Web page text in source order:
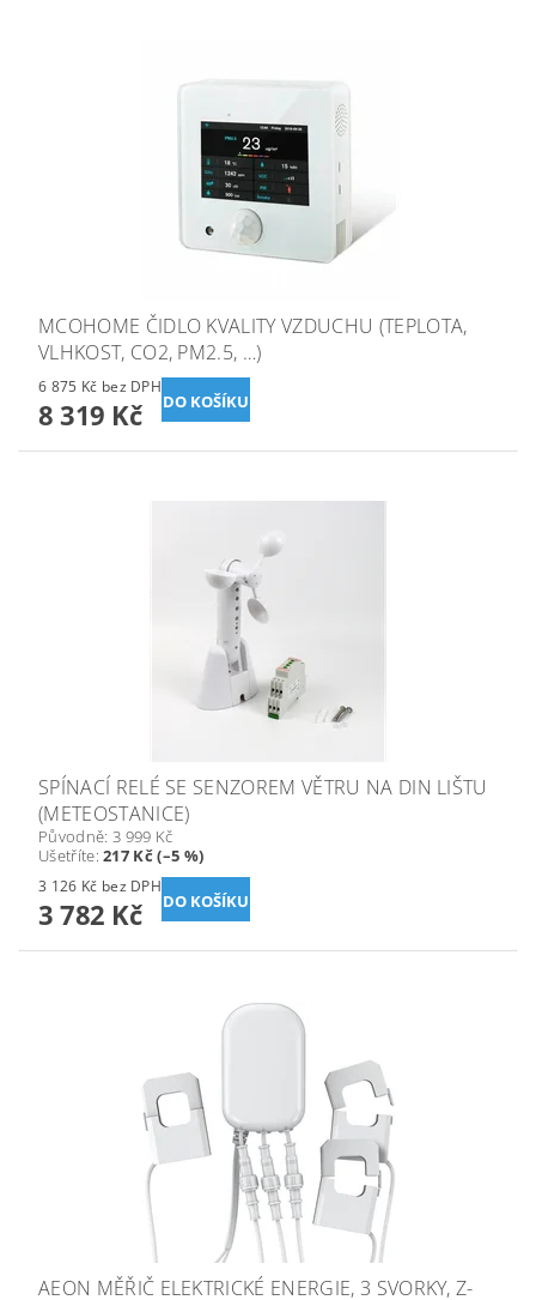
MCOHOME ČIDLO KVALITY VZDUCHU (TEPLOTA,
VLHKOST, CO2, PM2.5, …)
6 875 Kč bez DPH
8 319 Kč
SPÍNACÍ RELÉ SE SENZOREM VĚTRU NA DIN LIŠTU
(METEOSTANICE)
Původně: 3 999 Kč
Ušetříte:217 Kč (–5 %)
3 126 Kč bez DPH
3 782 Kč
AEON MĚŘIČ ELEKTRICKÉ ENERGIE, 3 SVORKY, Z-